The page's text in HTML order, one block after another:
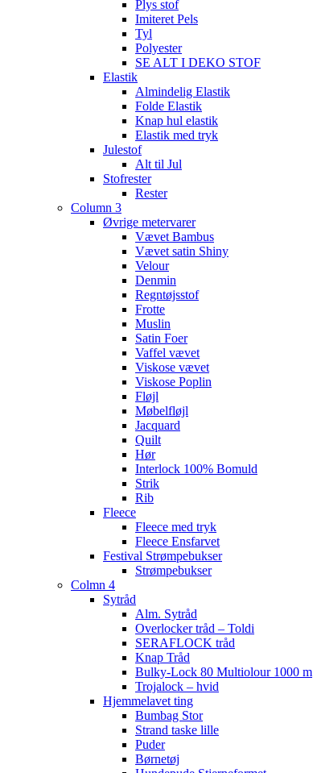
Plys stof
Imiteret Pels
Tyl
Polyester
SE ALT I DEKO STOF
Elastik
Almindelig Elastik
Folde Elastik
Knap hul elastik
Elastik med tryk
Julestof
Alt til Jul
Stofrester
Rester
Column 3
Øvrige metervarer
Vævet Bambus
Vævet satin Shiny
Velour
Denmin
Regntøjsstof
Frotte
Muslin
Satin Foer
Vaffel vævet
Viskose vævet
Viskose Poplin
Fløjl
Møbelfløjl
Jacquard
Quilt
Hør
Interlock 100% Bomuld
Strik
Rib
Fleece
Fleece med tryk
Fleece Ensfarvet
Festival Strømpebukser
Strømpebukser
Colmn 4
Sytråd
Alm. Sytråd
Overlocker tråd – Toldi
SERAFLOCK tråd
Knap Tråd
Bulky-Lock 80 Multiolour 1000 m
Trojalock – hvid
Hjemmelavet ting
Bumbag Stor
Strand taske lille
Puder
Børnetøj